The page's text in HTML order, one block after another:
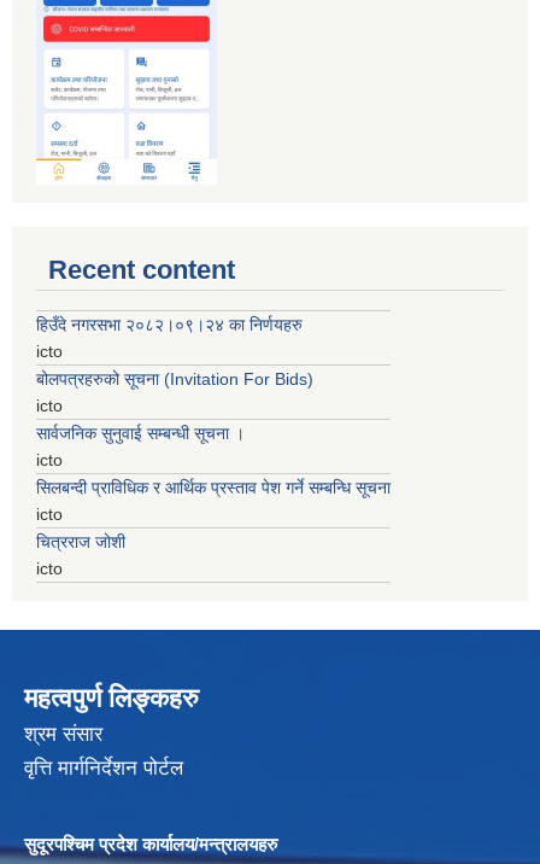
Recent content
हिउँदे नगरसभा २०८२।०९।२४ का निर्णयहरु
icto
बोलपत्रहरुको सूचना (Invitation For Bids)
icto
सार्वजनिक सुनुवाई सम्बन्धी सूचना ।
icto
सिलबन्दी प्राविधिक र आर्थिक प्रस्ताव पेश गर्ने सम्बन्धि सूचना
icto
चित्रराज जोशी
icto
महत्वपुर्ण लिङ्कहरु
श्रम संसार
वृत्ति मार्गनिर्देशन पोर्टल
सुदूरपश्चिम प्रदेश कार्यालय/मन्त्रालयहरु